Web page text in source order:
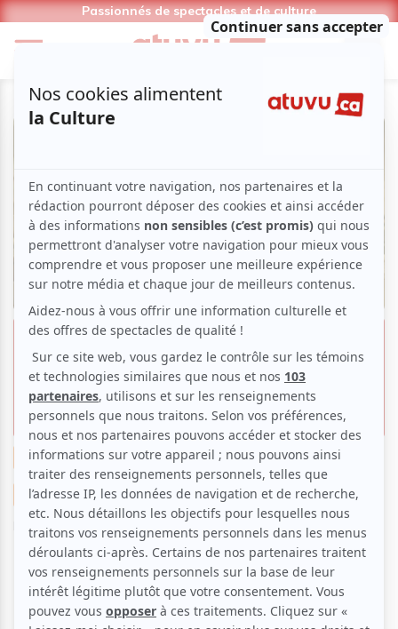
Passionnés de spectacles et de culture
Au Poste! | Comme à son
habitude, Quentin Dupieux
surprend avec ce nouveau film
Cinéma Portrait Entrevue Suggestions de sorties
La critique cinéma de Clara
Par
Clara Bich | 19 octobre 2018 | Contenu original
Quentin Dupieux marque son grand retour au cinéma
avec son nouveau filmAu Poste!, une œuvre à mi-
chemin entre la pièce de théâtre et l’objet purement